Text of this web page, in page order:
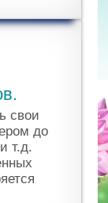
свои
до
т.д.